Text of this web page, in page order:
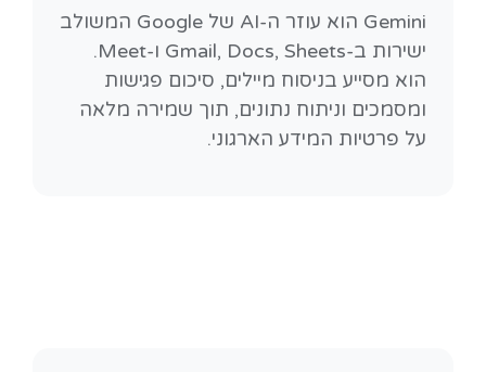
Gemini הוא עוזר ה-AI של Google המשולב
ישירות ב-Gmail, Docs, Sheets ו-Meet.
הוא מסייע בניסוח מיילים, סיכום פגישות
ומסמכים וניתוח נתונים, תוך שמירה מלאה
על פרטיות המידע הארגוני.